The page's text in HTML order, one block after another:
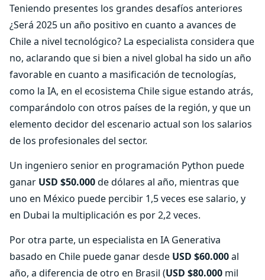
Teniendo presentes los grandes desafíos anteriores
¿Será 2025 un año positivo en cuanto a avances de
Chile a nivel tecnológico? La especialista considera que
no, aclarando que si bien a nivel global ha sido un año
favorable en cuanto a masificación de tecnologías,
como la IA, en el ecosistema Chile sigue estando atrás,
comparándolo con otros países de la región, y que un
elemento decidor del escenario actual son los salarios
de los profesionales del sector.
Un ingeniero senior en programación Python puede
ganar USD $50.000de dólares al año, mientras que
uno en México puede percibir 1,5 veces ese salario, y
en Dubai la multiplicación es por 2,2 veces.
Por otra parte, un especialista en IA Generativa
basado en Chile puede ganar desde USD $60.000al
año, a diferencia de otro en Brasil (USD $80.000 mil